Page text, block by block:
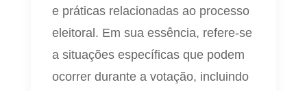
e práticas relacionadas ao processo
eleitoral. Em sua essência, refere-se
a situações específicas que podem
ocorrer durante a votação, incluindo